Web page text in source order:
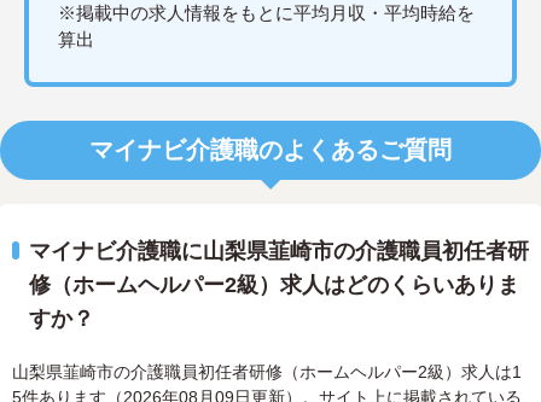
※掲載中の求人情報をもとに平均月収・平均時給を
算出
マイナビ介護職のよくあるご質問
マイナビ介護職に山梨県韮崎市の介護職員初任者研
修（ホームヘルパー2級）求人はどのくらいありま
すか？
山梨県韮崎市の介護職員初任者研修（ホームヘルパー2級）求人は1
5件あります（2026年08月09日更新）。サイト上に掲載されている